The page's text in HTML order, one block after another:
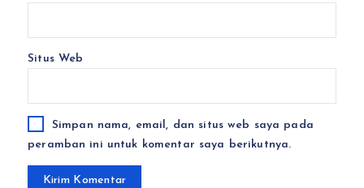
Situs Web
Simpan nama, email, dan situs web saya pada
peramban ini untuk komentar saya berikutnya.